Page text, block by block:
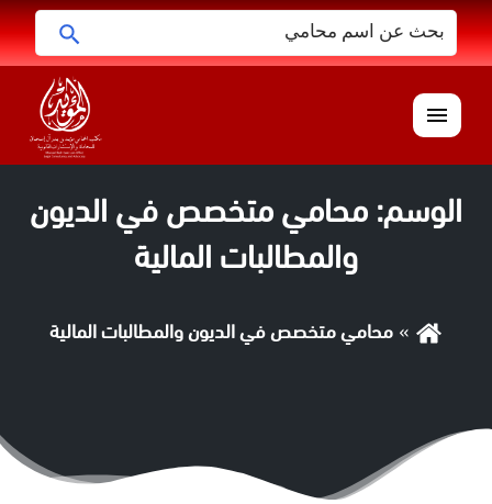
البحث
عن:
القائمة
الوسم: محامي متخصص في الديون
والمطالبات المالية
محامي متخصص في الديون والمطالبات المالية